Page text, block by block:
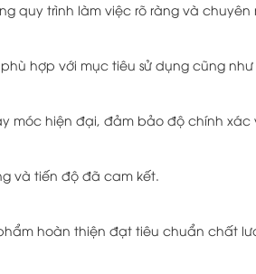
quy trình làm việc rõ ràng và chuyên
hợp với mục tiêu sử dụng cũng
móc hiện đại, đảm bảo độ chính
và tiến độ đã cam kết.
hoàn thiện đạt tiêu chuẩn chất